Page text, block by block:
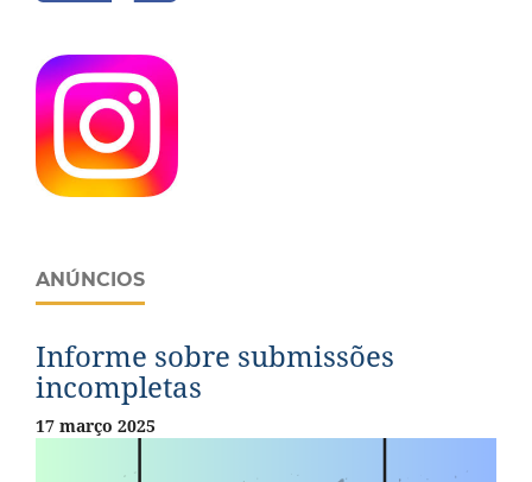
ANÚNCIOS
Informe sobre submissões
incompletas
17 março 2025